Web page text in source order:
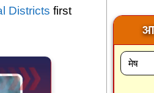
Districts first